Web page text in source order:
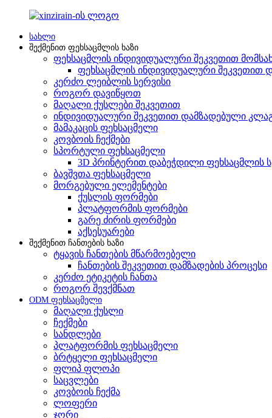
სახლი
შექმენით ფეხსაცმლის ხაზი
ფეხსაცმლის ინდივიდუალური შეკვეთით
ფეხსაცმლის ინდივიდუალური შეკვეთით
კერძო ლეიბლის სერვისი
როგორ დავიწყოთ
მაღალი ქუსლები შეკვეთით
ინდივიდუალური შეკვეთით დამზადებული
მამაკაცის ფეხსაცმელი
კოვბოის ჩექმები
სპორტული ფეხსაცმელი
3D პრინტერით დაბეჭდილი ფეხსაცმლის
ბავშვთა ფეხსაცმელი
მორგებული ელემენტები
ქუსლის ფორმები
პლატფორმის ფორმები
გარე ძირის ფორმები
აქსესუარები
შექმენით ჩანთების ხაზი
ტყავის ჩანთების მწარმოებელი
ჩანთების შეკვეთით დამზადების პროცესი
კერძო ეტიკეტის ჩანთა
როგორ შევქმნათ
ODM ფეხსაცმელი
მაღალი ქუსლი
ჩექმები
სანდლები
პლატფორმის ფეხსაცმელი
ბრტყელი ფეხსაცმელი
ფლიპ ფლოპი
საცვლები
კოვბოის ჩექმა
ლოფერი
ჯორი